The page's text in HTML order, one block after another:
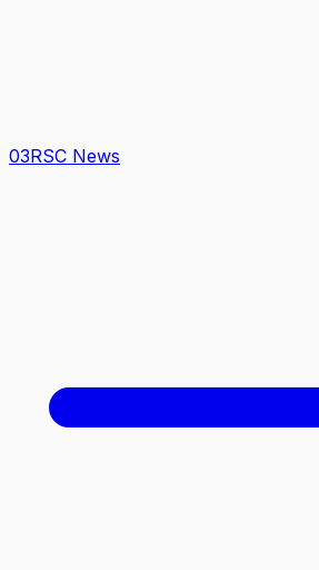
03RSC News